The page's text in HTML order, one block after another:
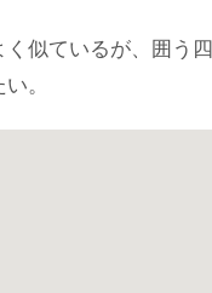
く似ているが、囲う
。